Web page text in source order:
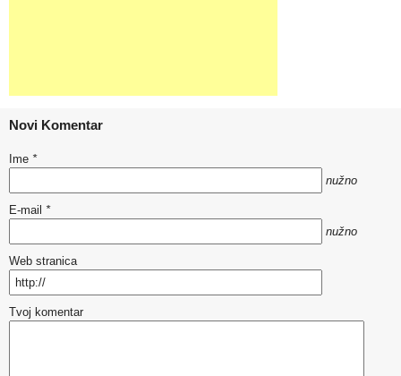
Novi Komentar
Ime *
nužno
E-mail *
nužno
Web stranica
Tvoj komentar